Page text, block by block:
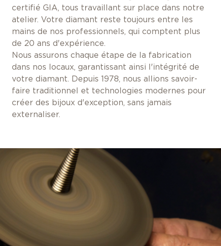
certifié GIA, tous travaillant sur place dans notre
atelier. Votre diamant reste toujours entre les
mains de nos professionnels, qui comptent plus
de 20 ans d'expérience.
Nous assurons chaque étape de la fabrication
dans nos locaux, garantissant ainsi l'intégrité de
votre diamant. Depuis 1978, nous allions savoir-
faire traditionnel et technologies modernes pour
créer des bijoux d'exception, sans jamais
externaliser.